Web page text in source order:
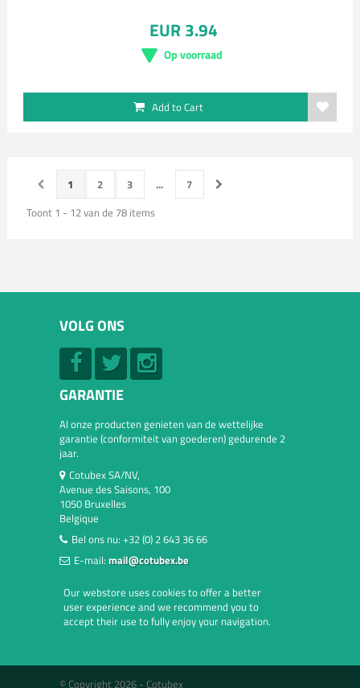
EUR 3.94
Op voorraad
Add to Cart
1 2 3 ...
7
Toont 1 - 12 van de 78 items
VOLG ONS
GARANTIE
Al onze producten genieten van de wettelijke
garantie (conformiteit van goederen) gedurende 2
jaar.
Cotubex SA/NV,
Avenue des Saisons, 100
1050 Bruxelles
Belgique
Bel ons nu: +32 (0) 2 643 36 66
E-mail: mail@cotubex.be
Our webstore uses cookies to offer a better
user experience and we recommend you to
accept their use to fully enjoy your navigation.
© Copyright 2026 - Cotubex